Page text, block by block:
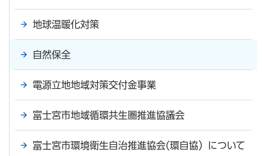
地球温暖化対策
自然保全
電源立地地域対策交付金事業
富士宮市地域循環共生圏推進協議会
富士宮市環境衛生自治推進協会(環自協）について